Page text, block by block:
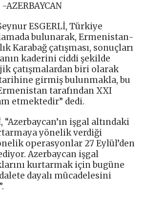
AZERBAYCAN
ESGERLİ, Türkiye
bulunarak, Ermenistan-
Karabağ çatışması, sonuçları
kaderini ciddi şekilde
çatışmalardan biri olarak
girmiş bulunmakla, bu
tarafından XXI
etmektedir” dedi.
“Azerbaycan’ın işgal altındaki
yönelik verdiği
operasyonlar 27 Eylül’den
Azerbaycan işgal
kurtarmak için bugüne
dayalı mücadelesini